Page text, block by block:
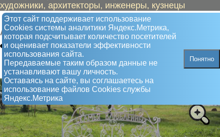
художники, архитекторы, инженеры, кузнецы
Этот сайт поддерживает использование
Сookies системы аналитики Яндекс.Метрика,
которая подсчитывает количество посетителей
и оценивает показатели эффективности
использования сайта.
Передаваемые таким образом данные не
устанавливают вашу личность.
Оставаясь на сайте, вы соглашаетесь на
использование файлов Сookies службы
Яндекс.Метрика
Понятно
Лавочки молодоженов
Арт-объект